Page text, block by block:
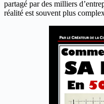
partagé par des milliers
réalité est souvent plus